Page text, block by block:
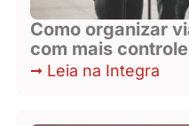
Como organizar
com mais
Leia na Integra